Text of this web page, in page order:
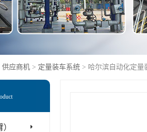
供应商机 > 定量装车系统 > 哈尔滨自动化定量